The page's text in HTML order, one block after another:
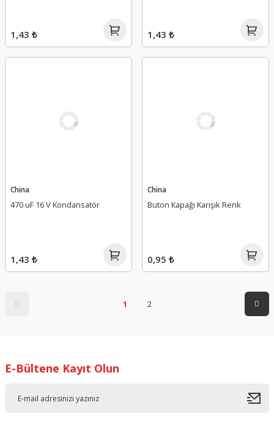
1,43 ₺ 1,43 ₺
China
470 uF 16 V Kondansatör
1,43 ₺
China
Buton Kapağı Karışık Renk
0,95 ₺
1 2
E-Bültene Kayıt Olun